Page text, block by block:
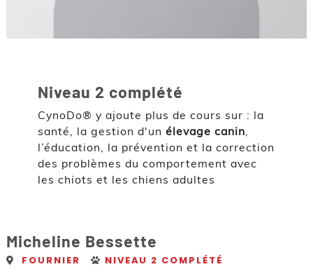
Micheline Bessette
FOURNIER NIVEAU 2 COMPLÉTÉ
Niveau 2 complété
CynoDo® y ajoute plus de cours sur : la
santé, la gestion d'un élevage canin,
l’éducation, la prévention et la correction
des problèmes du comportement avec
les chiots et les chiens adultes